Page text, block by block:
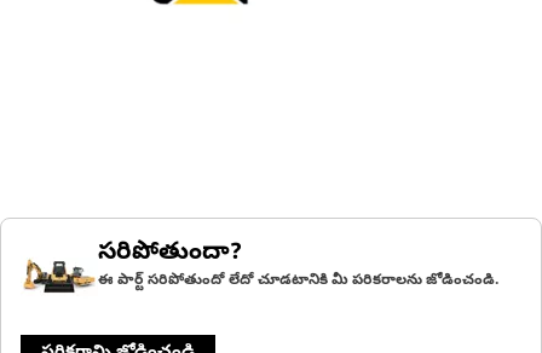
సరిపోతుందా?
ఈ పార్ట్ సరిపోతుందో లేదో చూడటానికి మీ పరికరాలను జోడించండి.